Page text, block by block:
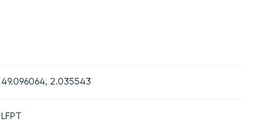
49.096064, 2.035543
LFPT